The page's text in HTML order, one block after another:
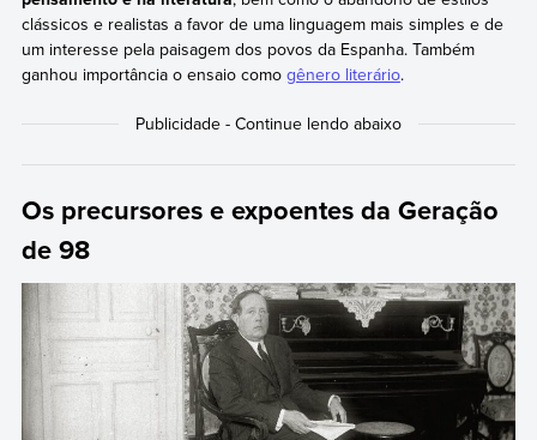
clássicos e realistas a favor de uma linguagem mais simples e de
um interesse pela paisagem dos povos da Espanha. Também
ganhou importância o ensaio como gênero literário.
Os precursores e expoentes da Geração
de 98